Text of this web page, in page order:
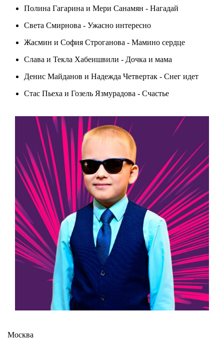
Полина Гагарина и Мери Санамян - Нагадай
Света Смирнова - Ужасно интересно
Жасмин и София Строганова - Мамино сердце
Слава и Текла Хабеишвили - Дочка и мама
Денис Майданов и Надежда Четвертак - Снег идет
Стас Пьеха и Гозель Язмурадова - Счастье
Москва